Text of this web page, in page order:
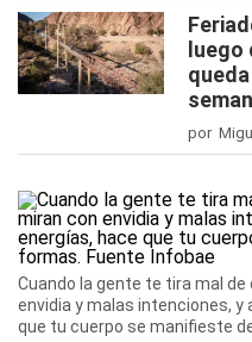
luego
por
Cuando la gente te tira mal de
envidia y malas intenciones, y
que tu cuerpo se manifieste